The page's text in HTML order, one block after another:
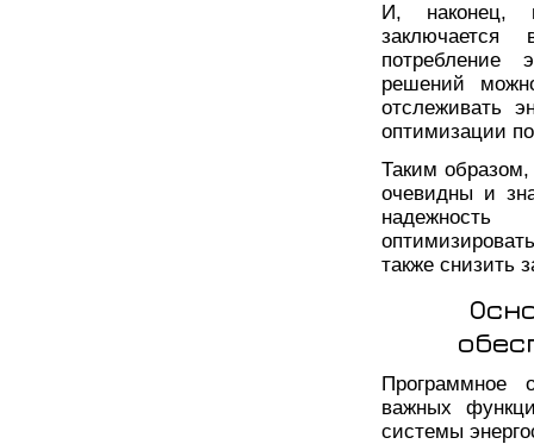
И, наконец,
заключается
потребление
решений
отслеживать
оптимизации
Таким
очевидны и
надежность
также снизить
Программное
важных
системы